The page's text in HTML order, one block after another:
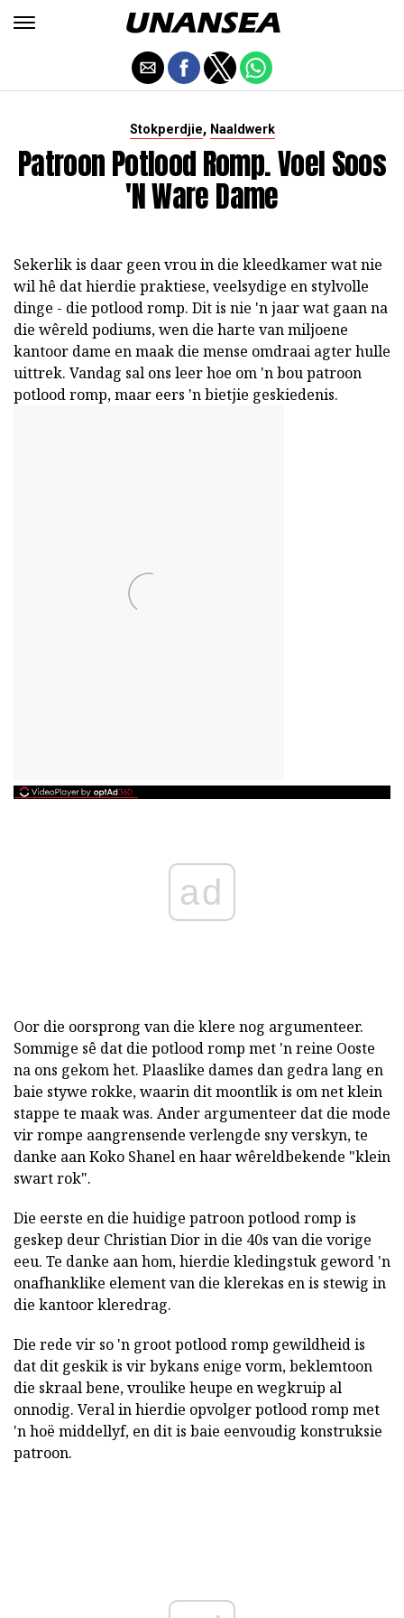
Stokperdjie, Naaldwerk
Patroon Potlood Romp. Voel Soos
'n Ware Dame
Sekerlik is daar geen vrou in die kleedkamer wat nie
wil hê dat hierdie praktiese, veelsydige en stylvolle
dinge - die potlood romp. Dit is nie 'n jaar wat gaan na
die wêreld podiums, wen die harte van miljoene
kantoor dame en maak die mense omdraai agter hulle
uittrek. Vandag sal ons leer hoe om 'n bou patroon
potlood romp, maar eers 'n bietjie geskiedenis.
ad
Oor die oorsprong van die klere nog argumenteer.
Sommige sê dat die potlood romp met 'n reine Ooste
na ons gekom het. Plaaslike dames dan gedra lang en
baie stywe rokke, waarin dit moontlik is om net klein
stappe te maak was. Ander argumenteer dat die mode
vir rompe aangrensende verlengde sny verskyn, te
danke aan Koko Shanel en haar wêreldbekende "klein
swart rok".
Die eerste en die huidige patroon potlood romp is
geskep deur Christian Dior in die 40s van die vorige
eeu. Te danke aan hom, hierdie kledingstuk geword 'n
onafhanklike element van die klerekas en is stewig in
die kantoor kleredrag.
Die rede vir so 'n groot potlood romp gewildheid is
dat dit geskik is vir bykans enige vorm, beklemtoon
die skraal bene, vroulike heupe en wegkruip al
onnodig. Veral in hierdie opvolger potlood romp met
'n hoë middellyf, en dit is baie eenvoudig konstruksie
patroon.